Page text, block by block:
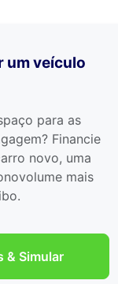
um veículo
para as
Financie
novo, uma
mais
& Simular